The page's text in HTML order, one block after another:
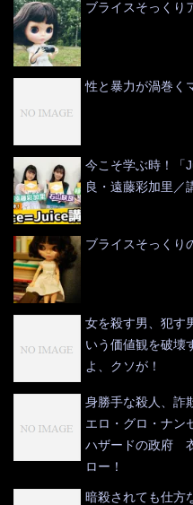
ブライスそっく
性と暴力が渦巻く
今こそ学ぶ時！「
良・遠藤彩加里／
ブライスそっくり
女を殺す男、犯す
いう価値観を破壊
よ、クソが！
身勝手な殺人、
エロ・グロ・ナ
ハザードの政府
ロー！
暗殺されても仕方